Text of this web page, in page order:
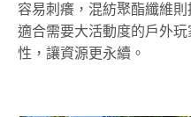
容易刺癢，混紡聚酯纖維
適合需要大活動度的戶外
性，讓資源更永續。